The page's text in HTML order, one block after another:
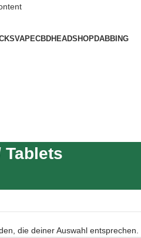
VAPECBDHEADSHOPDABBING
die deiner Auswahl entsprechen.